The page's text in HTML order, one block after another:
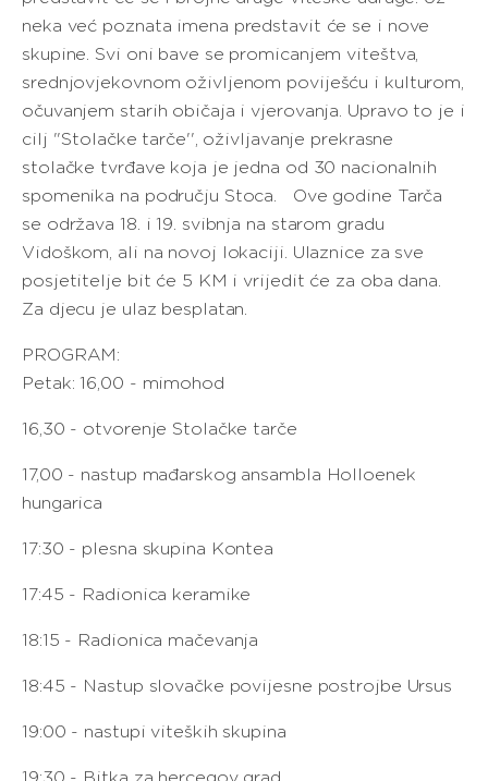
neka već poznata imena predstavit će se i nove
skupine. Svi oni bave se promicanjem viteštva,
srednjovjekovnom oživljenom poviješću i kulturom,
očuvanjem starih običaja i vjerovanja. Upravo to je i
cilj ''Stolačke tarče'', oživljavanje prekrasne
stolačke tvrđave koja je jedna od 30 nacionalnih
spomenika na području Stoca. Ove godine Tarča
se održava 18. i 19. svibnja na starom gradu
Vidoškom, ali na novoj lokaciji. Ulaznice za sve
posjetitelje bit će 5 KM i vrijedit će za oba dana.
Za djecu je ulaz besplatan.
PROGRAM:
Petak: 16,00 - mimohod
16,30 - otvorenje Stolačke tarče
17,00 - nastup mađarskog ansambla Holloenek
hungarica
17:30 - plesna skupina Kontea
17:45 - Radionica keramike
18:15 - Radionica mačevanja
18:45 - Nastup slovačke povijesne postrojbe Ursus
19:00 - nastupi viteških skupina
19:30 - Bitka za hercegov grad